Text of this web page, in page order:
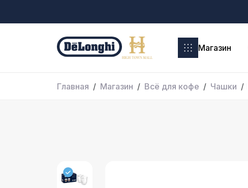
Магазин
Главная Магазин Всё для кофе Чашки